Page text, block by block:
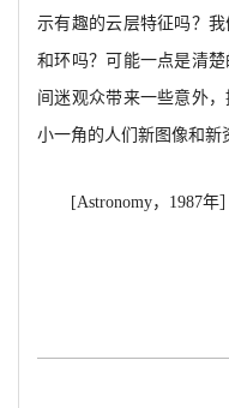
示有趣的云层特征吗？
和环吗？可能一点是清
间迷观众带来一些意外
小一角的人们新图像和新
[Astronomy，1987年］